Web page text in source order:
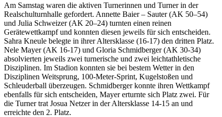
Am Samstag waren die aktiven Turnerinnen und Turner in der
Realschulturnhalle gefordert. Annette Baier – Sauter (AK 50–54)
und Julia Schweizer (AK 20–24) turnten einen reinen
Gerätewettkampf und konnten diesen jeweils für sich entscheiden.
Sahra Kneule belegte in ihrer Altersklasse (16-17) den dritten Platz.
Nele Mayer (AK 16-17) und Gloria Schmidberger (AK 30-34)
absolvierten jeweils zwei turnerische und zwei leichtathletische
Disziplinen. Im Stadion konnten sie bei bestem Wetter in den
Disziplinen Weitsprung, 100-Meter-Sprint, Kugelstoßen und
Schleuderball überzeugen. Schmidberger konnte ihren Wettkampf
ebenfalls für sich entscheiden, Mayer erturnte sich Platz zwei. Für
die Turner trat Josua Netzer in der Altersklasse 14-15 an und
erreichte den 2. Platz.